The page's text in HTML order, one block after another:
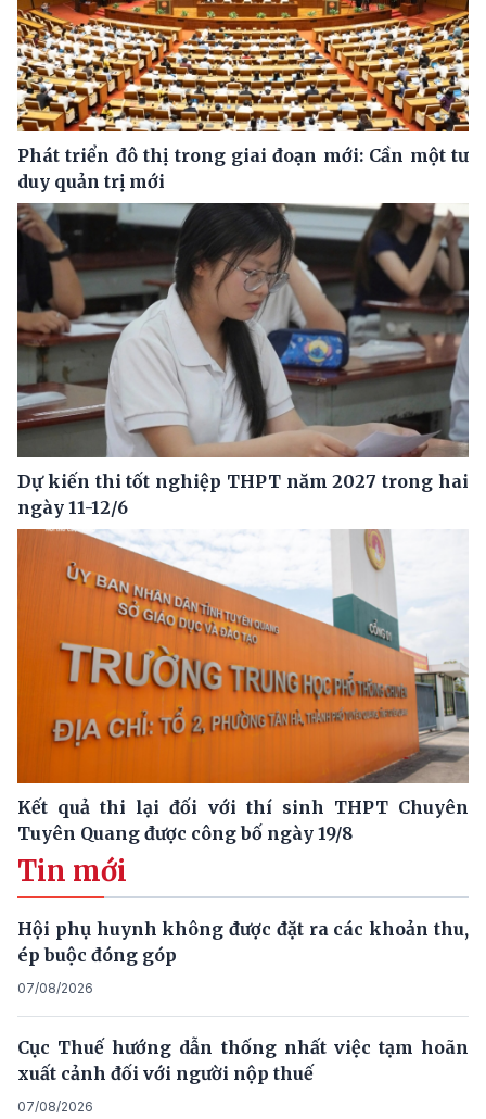
Phát triển đô thị trong giai đoạn mới: Cần một tư
duy quản trị mới
Dự kiến thi tốt nghiệp THPT năm 2027 trong hai
ngày 11-12/6
Kết quả thi lại đối với thí sinh THPT Chuyên
Tuyên Quang được công bố ngày 19/8
Tin mới
Hội phụ huynh không được đặt ra các khoản thu,
ép buộc đóng góp
07/08/2026
Cục Thuế hướng dẫn thống nhất việc tạm hoãn
xuất cảnh đối với người nộp thuế
07/08/2026